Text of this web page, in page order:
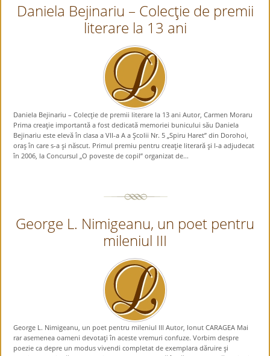
Daniela Bejinariu – Colecţie de premii
literare la 13 ani
Daniela Bejinariu – Colecţie de premii literare la 13 ani Autor, Carmen Moraru
Prima creaţie importantă a fost dedicată memoriei bunicului său Daniela
Bejinariu este elevă în clasa a VII-a A a Şcolii Nr. 5 „Spiru Haret” din Dorohoi,
oraş în care s-a şi născut. Primul premiu pentru creaţie literară şi l-a adjudecat
în 2006, la Concursul „O poveste de copil” organizat de...
George L. Nimigeanu, un poet pentru
mileniul III
George L. Nimigeanu, un poet pentru mileniul III Autor, Ionut CARAGEA Mai
rar asemenea oameni devotaţi în aceste vremuri confuze. Vorbim despre
poezie ca depre un modus vivendi completat de exemplara dăruire şi